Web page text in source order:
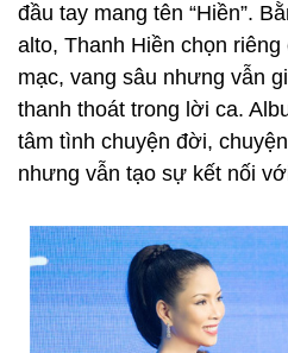
đầu tay mang tên “Hiền”.
alto, Thanh Hiền chọn
mạc, vang sâu nhưng vẫn
thanh thoát trong lời ca.
tâm tình chuyện đời,
nhưng vẫn tạo sự kết nối